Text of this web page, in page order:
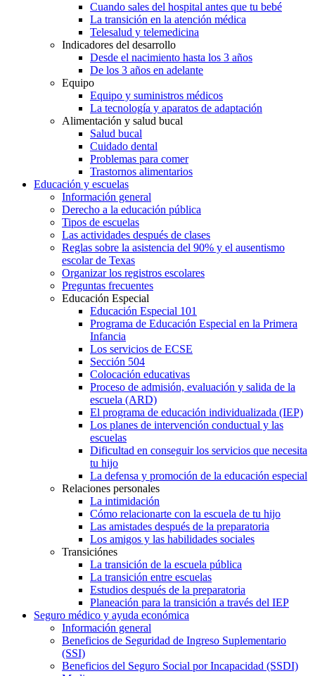
Cuando sales del hospital antes que tu bebé
La transición en la atención médica
Telesalud y telemedicina
Indicadores del desarrollo
Desde el nacimiento hasta los 3 años
De los 3 años en adelante
Equipo
Equipo y suministros médicos
La tecnología y aparatos de adaptación
Alimentación y salud bucal
Salud bucal
Cuidado dental
Problemas para comer
Trastornos alimentarios
Educación y escuelas
Información general
Derecho a la educación pública
Tipos de escuelas
Las actividades después de clases
Reglas sobre la asistencia del 90% y el ausentismo
escolar de Texas
Organizar los registros escolares
Preguntas frecuentes
Educación Especial
Educación Especial 101
Programa de Educación Especial en la Primera
Infancia
Los servicios de ECSE
Sección 504
Colocación educativas
Proceso de admisión, evaluación y salida de la
escuela (ARD)
El programa de educación individualizada (IEP)
Los planes de intervención conductual y las
escuelas
Dificultad en conseguir los servicios que necesita
tu hijo
La defensa y promoción de la educación especial
Relaciones personales
La intimidación
Cómo relacionarte con la escuela de tu hijo
Las amistades después de la preparatoria
Los amigos y las habilidades sociales
Transiciónes
La transición de la escuela pública
La transición entre escuelas
Estudios después de la preparatoria
Planeación para la transición a través del IEP
Seguro médico y ayuda económica
Información general
Beneficios de Seguridad de Ingreso Suplementario
(SSI)
Beneficios del Seguro Social por Incapacidad (SSDI)